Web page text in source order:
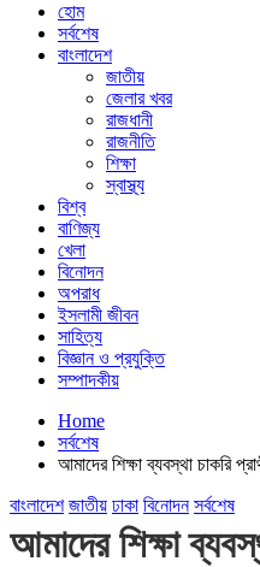
হোম
সর্বশেষ
বাংলাদেশ
জাতীয়
জেলার খবর
রাজধানী
রাজনীতি
শিক্ষা
স্বাস্থ্য
বিশ্ব
বাণিজ্য
খেলা
বিনোদন
অপরাধ
ইসলামী জীবন
সাহিত্য
বিজ্ঞান ও প্রযুক্তি
সম্পাদকীয়
Home
সর্বশেষ
আমাদের শিক্ষা ব্যবস্থা চাকরি
বাংলাদেশ জাতীয় ঢাকা বিনোদন সর্বশেষ
আমাদের শিক্ষা